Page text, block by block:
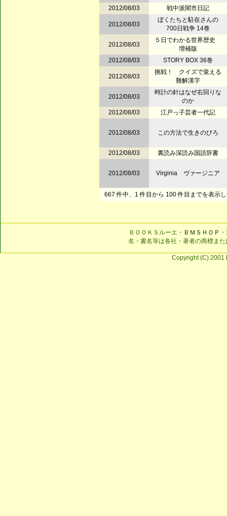
2012/08/03
戦中派闇市日記
2012/08/03
ぼくたちと駐在さんの
700日戦争 14巻
2012/08/03
５日でわかる世界歴史
増補版
2012/08/03
STORY BOX 36巻
2012/08/03
挑戦！ クイズで覚える
難解漢字
2012/08/03
時計の針はなぜ右回りな
のか
2012/08/03
江戸っ子芸者一代記
2012/08/03 この方法で生きのびろ
2012/08/03 裏読み深読み国語辞書
2012/08/03 Virginia ヴァージニア
667 件中、1 件目から 100 件目までを表示
ＢＯＯＫＳルーエ・ ＢＭＳＨＯＰ
名・書名等は各社・著者の商標ま
Copyright (C) 2001